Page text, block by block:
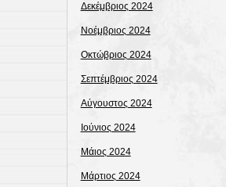
Δεκέμβριος 2024
Νοέμβριος 2024
Οκτώβριος 2024
Σεπτέμβριος 2024
Αύγουστος 2024
Ιούνιος 2024
Μάιος 2024
Μάρτιος 2024